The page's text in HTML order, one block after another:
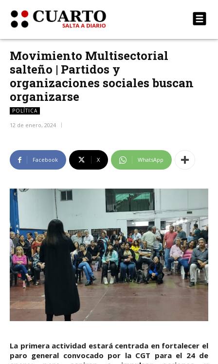
Movimiento Multisectorial
salteño | Partidos y
organizaciones sociales buscan
organizarse
POLÍTICA
12 de enero, 2024
Facebook X WhatsApp
La primera actividad estará centrada en fortalecer el
paro general convocado por la CGT para el 24 de